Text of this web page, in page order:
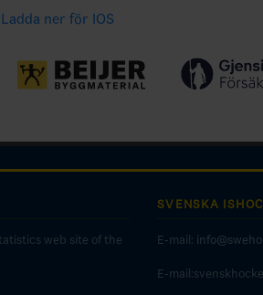
Ladda ner för IOS
web site of the
SVENSKA
E-mail:
E-